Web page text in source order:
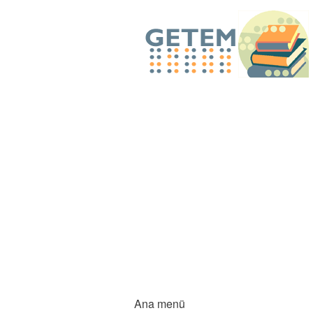
Ana menü